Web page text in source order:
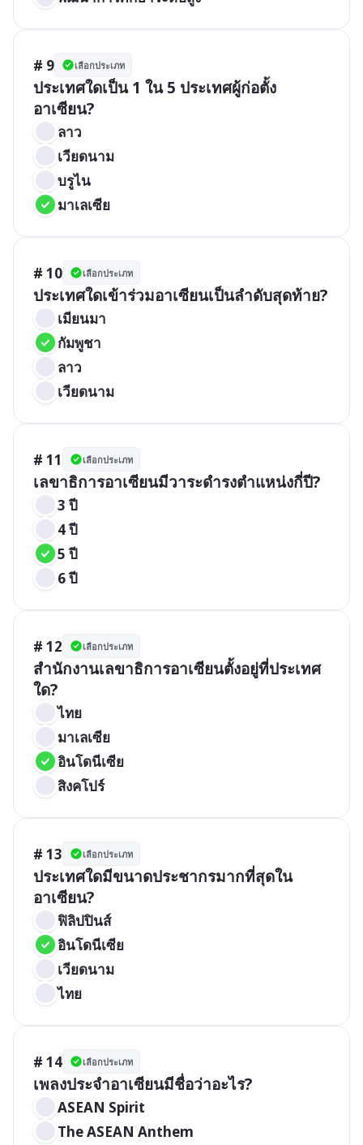
# 9 เลือกประเภท
ประเทศใดเป็น 1 ใน 5 ประเทศผู้ก่อตั้ง
อาเซียน?
ลาว
เวียดนาม
บรูไน
มาเลเซีย
# 10 เลือกประเภท
ประเทศใดเข้าร่วมอาเซียนเป็นลำดับสุดท้าย?
เมียนมา
กัมพูชา
ลาว
เวียดนาม
# 11 เลือกประเภท
เลขาธิการอาเซียนมีวาระดำรงตำแหน่งกี่ปี?
3 ปี
4 ปี
5 ปี
6 ปี
# 12 เลือกประเภท
สำนักงานเลขาธิการอาเซียนตั้งอยู่ที่ประเทศ
ใด?
ไทย
มาเลเซีย
อินโดนีเซีย
สิงคโปร์
# 13 เลือกประเภท
ประเทศใดมีขนาดประชากรมากที่สุดใน
อาเซียน?
ฟิลิปปินส์
อินโดนีเซีย
เวียดนาม
ไทย
# 14 เลือกประเภท
เพลงประจำอาเซียนมีชื่อว่าอะไร?
ASEAN Spirit
The ASEAN Anthem